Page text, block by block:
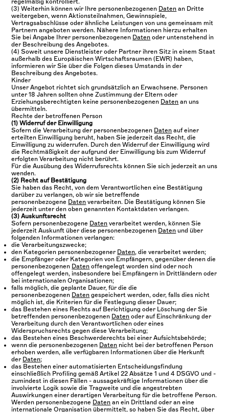
(3) Weiterhin können wir Ihre personenbezogenen Daten an Dritte
weitergeben, wenn Aktionsteilnahmen, Gewinnspiele,
Vertragsabschlüsse oder ähnliche Leistungen von uns gemeinsam mit
Partnern angeboten werden. Nähere Informationen hierzu erhalten
Sie bei Angabe Ihrer personenbezogenen Daten oder untenstehend in
der Beschreibung des Angebotes.
(4) Soweit unsere Dienstleister oder Partner ihren Sitz in einem Staat
außerhalb des Europäischen Wirtschaftsraumen (EWR) haben,
informieren wir Sie über die Folgen dieses Umstands in der
Beschreibung des Angebotes.
Kinder
Unser Angebot richtet sich grundsätzlich an Erwachsene. Personen
unter 18 Jahren sollten ohne Zustimmung der Eltern oder
Erziehungsberechtigten keine personenbezogenen Daten an uns
übermitteln.
Rechte der betroffenen Person
(1) Widerruf der Einwilligung
Sofern die Verarbeitung der personenbezogenen Daten auf einer
erteilten Einwilligung beruht, haben Sie jederzeit das Recht, die
Einwilligung zu widerrufen. Durch den Widerruf der Einwilligung wird
die Rechtmäßigkeit der aufgrund der Einwilligung bis zum Widerruf
erfolgten Verarbeitung nicht berührt.
Für die Ausübung des Widerrufsrechts können Sie sich jederzeit an uns
wenden.
(2) Recht auf Bestätigung
Sie haben das Recht, von dem Verantwortlichen eine Bestätigung
darüber zu verlangen, ob wir sie betreffende
personenbezogene Daten verarbeiten. Die Bestätigung können Sie
jederzeit unter den oben genannten Kontaktdaten verlangen.
(3) Auskunftsrecht
Sofern personenbezogene Daten verarbeitet werden, können Sie
jederzeit Auskunft über diese personenbezogenen Daten und über
folgenden Informationen verlangen:
die Verarbeitungszwecke;
den Kategorien personenbezogener Daten, die verarbeitet werden;
die Empfänger oder Kategorien von Empfängern, gegenüber denen die
personenbezogenen Daten offengelegt worden sind oder noch
offengelegt werden, insbesondere bei Empfängern in Drittländern oder
bei internationalen Organisationen;
falls möglich, die geplante Dauer, für die die
personenbezogenen Daten gespeichert werden, oder, falls dies nicht
möglich ist, die Kriterien für die Festlegung dieser Dauer;
das Bestehen eines Rechts auf Berichtigung oder Löschung der Sie
betreffenden personenbezogenen Daten oder auf Einschränkung der
Verarbeitung durch den Verantwortlichen oder eines
Widerspruchsrechts gegen diese Verarbeitung;
das Bestehen eines Beschwerderechts bei einer Aufsichtsbehörde;
wenn die personenbezogenen Daten nicht bei der betroffenen Person
erhoben werden, alle verfügbaren Informationen über die Herkunft
der Daten;
das Bestehen einer automatisierten Entscheidungsfindung
einschließlich Profiling gemäß Artikel 22 Absätze 1 und 4 DSGVO und -
zumindest in diesen Fällen - aussagekräftige Informationen über die
involvierte Logik sowie die Tragweite und die angestrebten
Auswirkungen einer derartigen Verarbeitung für die betroffene Person.
Werden personenbezogene Daten an ein Drittland oder an eine
internationale Organisation übermittelt, so haben Sie das Recht, über